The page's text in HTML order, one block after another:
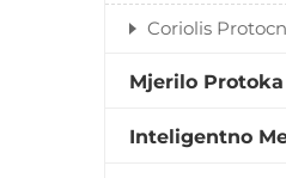
Coriolis
Mjerilo
Inteligentno